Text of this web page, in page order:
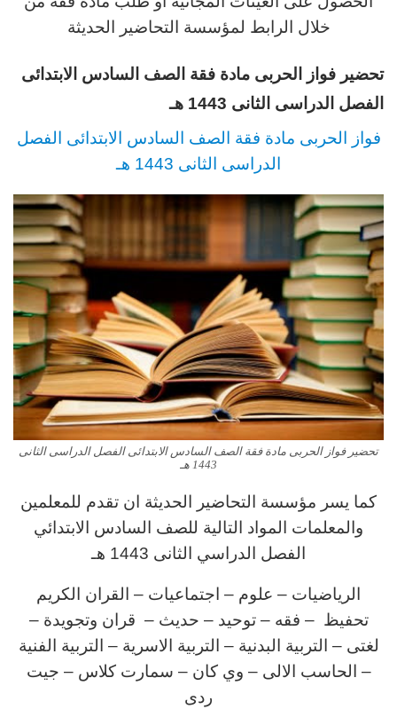
خلال الرابط لمؤسسة التحاضير الحديثة
تحضير فواز الحربى مادة فقة الصف السادس الابتدائى
الفصل الدراسى الثانى 1443 هـ
فواز الحربى مادة فقة الصف السادس الابتدائى الفصل
الدراسى الثانى 1443 هـ
تحضير فواز الحربى مادة فقة الصف السادس الابتدائى الفصل الدراسى الثانى
1443 هـ
كما يسر مؤسسة التحاضير الحديثة ان تقدم للمعلمين
والمعلمات المواد التالية للصف السادس الابتدائي
الفصل الدراسي الثانى 1443 هـ
الرياضيات – علوم – اجتماعيات – القران الكريم
تحفيظ – فقه – توحيد – حديث – قران وتجويدة –
لغتى – التربية البدنية – التربية الاسرية – التربية الفنية
– الحاسب الالى – وي كان – سمارت كلاس – جيت
ردى